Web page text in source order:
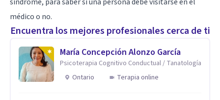
médico o no.
Encuentra los mejores profesionales cerca de ti
María Concepción Alonzo García
Psicoterapia Cognitivo Conductual / Tanatología
Ontario
Terapia online